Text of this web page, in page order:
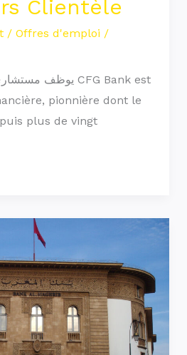
Clientèle
/ Offres d'emploi /
pionnière dont le
plus de vingt